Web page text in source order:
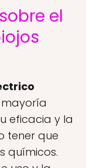
el
mayoría
eficacia y la
tener que
químicos.